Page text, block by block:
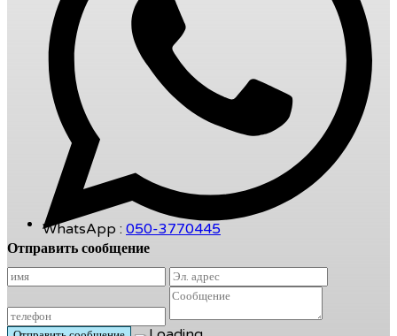
WhatsApp : 050-3770445
Отправить сообщение